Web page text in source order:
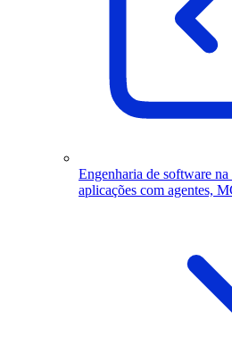
Engenharia de software
aplicações com agentes,